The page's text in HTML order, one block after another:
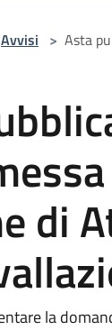
Avvisi > Asta
di
la